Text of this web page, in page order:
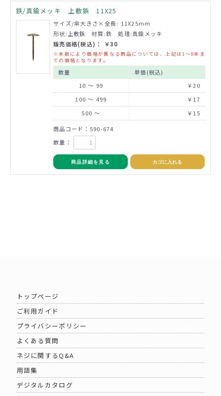
鉄/真鍮メッキ 上敷鋲 11X25
サイズ/傘大きさ×全長: 11X25mm
形状:上敷鋲 材質:鉄 処理:真鍮メッキ
販売価格(税込)： ￥30
※本数により価格が異なる商品については、上記は1～9本ま
での価格となります。
数量
単価(税込)
10 ～ 99
￥20
100 ～ 499
￥17
500 ～
￥15
商品コード：590-674
数量：
商品詳細を見る カゴに入れる
トップページ
ご利用ガイド
プライバシーポリシー
よくある質問
ネジに関するQ&A
用語集
デジタルカタログ